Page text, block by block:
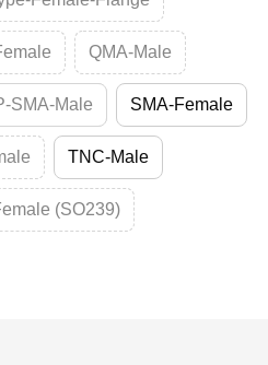
QMA-Male
SMA-Male SMA-Female
TNC-Male
(SO239)